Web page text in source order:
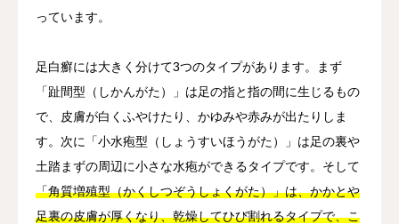
っています。
足白癬には大きく分けて3つのタイプがあります。まず
「趾間型（しかんがた）」は足の指と指の間に生じるもの
で、皮膚が白くふやけたり、かゆみや赤みが出たりしま
す。次に「小水疱型（しょうすいほうがた）」は足の裏や
土踏まずの周辺に小さな水疱ができるタイプです。そして
「角質増殖型（かくしつぞうしょくがた）」は、かかとや
足裏の皮膚が厚くなり、乾燥してひび割れるタイプで、こ